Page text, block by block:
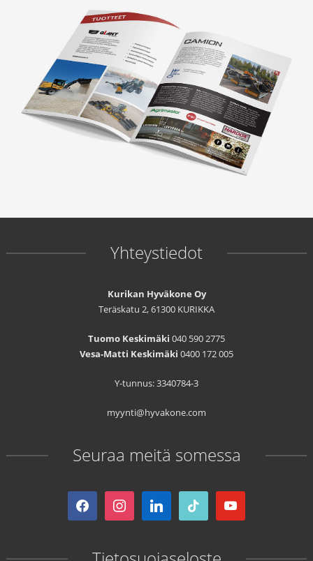
Yhteystiedot
Kurikan Hyväkone Oy
Teräskatu 2, 61300 KURIKKA
Tuomo Keskimäki 040 590 2775
Vesa-Matti Keskimäki 0400 172 005
Y-tunnus: 3340784-3
myynti@hyvakone.com
Seuraa meitä somessa
facebook instagram linkedin tiktok